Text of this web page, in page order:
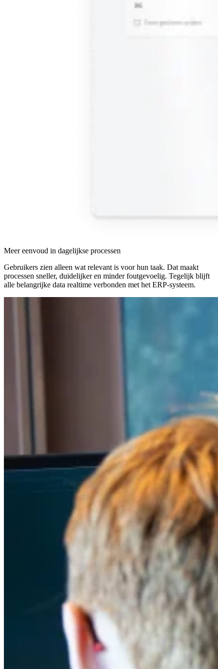
Meer eenvoud in dagelijkse processen
Gebruikers zien alleen wat relevant is voor hun taak. Dat maakt
processen sneller, duidelijker en minder foutgevoelig. Tegelijk blijft
alle belangrijke data realtime verbonden met het ERP-systeem.